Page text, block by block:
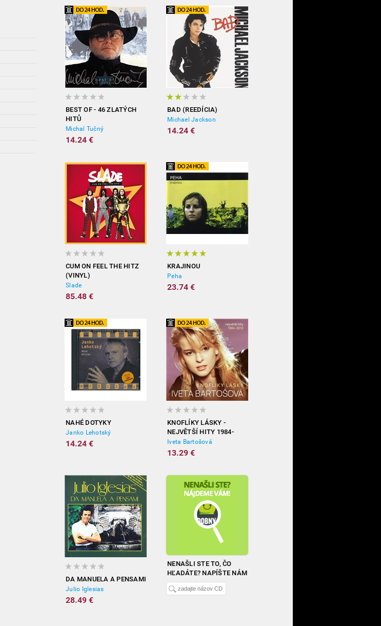
BEST OF - 46 ZLATÝCH
HITŮ
Michal Tučný
14.24 €
BAD (REEDÍCIA)
Michael Jackson
14.24 €
CUM ON FEEL THE HITZ
(VINYL)
Slade
85.48 €
KRAJINOU
Peha
23.74 €
NAHÉ DOTYKY
Janko Lehotský
14.24 €
KNOFLÍKY LÁSKY -
NEJVĚTŠÍ HITY 1984-
2012
Iveta Bartošová
13.29 €
DA MANUELA A PENSAMI
Julio Iglesias
28.49 €
NENAŠLI STE TO, ČO
HĽADÁTE? NAPÍŠTE NÁM